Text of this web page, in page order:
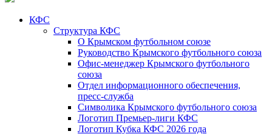
КФС
Структура КФС
О Крымском футбольном союзе
Руководство Крымского футбольного союза
Офис-менеджер Крымского футбольного
союза
Отдел информационного обеспечения,
пресс-служба
Символика Крымского футбольного союза
Логотип Премьер-лиги КФС
Логотип Кубка КФС 2026 года